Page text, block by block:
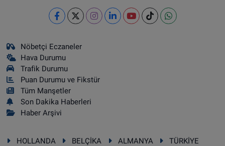
Nöbetçi Eczaneler
Hava Durumu
Trafik Durumu
Puan Durumu ve Fikstür
Tüm Manşetler
Son Dakika Haberleri
Haber Arşivi
HOLLANDA BELÇİKA ALMANYA TÜRKİYE